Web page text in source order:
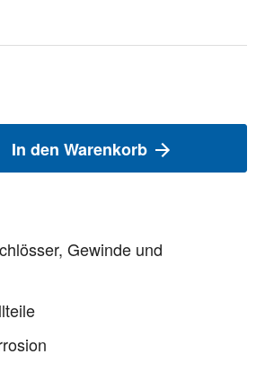
In den Warenkorb
Gewinde und